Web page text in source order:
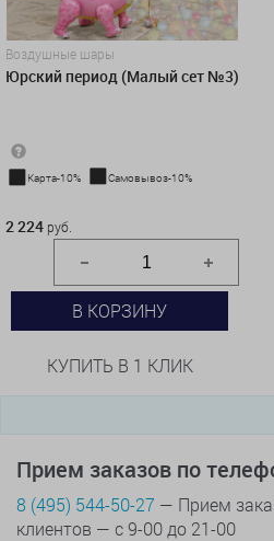
Воздушные шары
Юрский период (Малый сет №3)
Карта-10% Самовывоз-10%
2 224 руб.
В КОРЗИНУ
КУПИТЬ В 1 КЛИК
Прием заказов по
8 (495) 544-50-27 — Прием
клиентов — с 9-00 до 21-00